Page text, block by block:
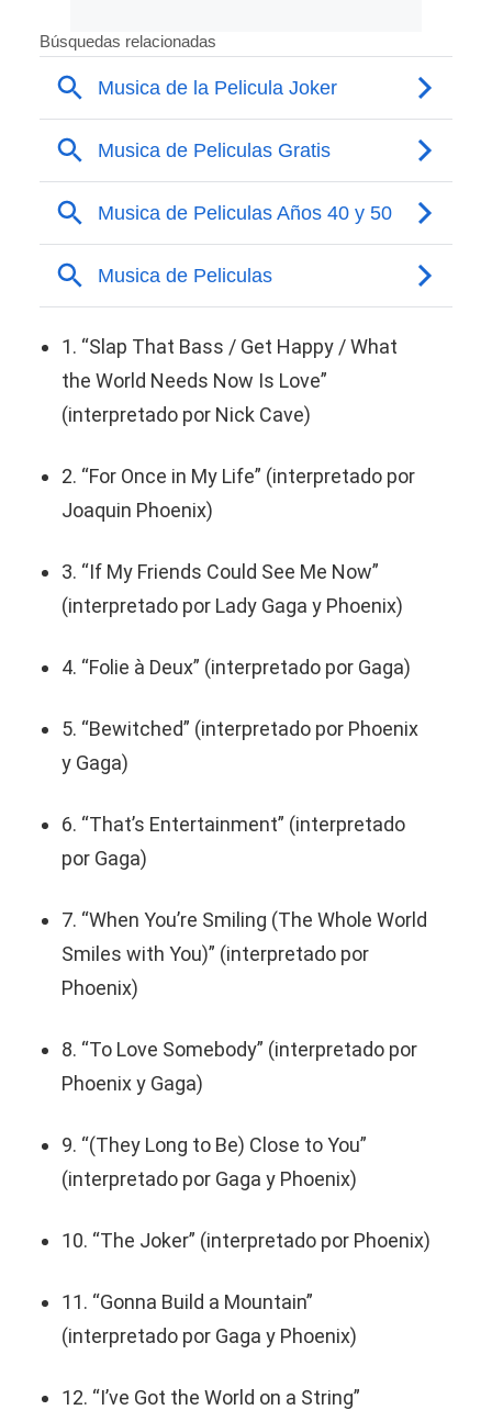
1. “Slap That Bass / Get Happy / What
the World Needs Now Is Love”
(interpretado por Nick Cave)
2. “For Once in My Life” (interpretado por
Joaquin Phoenix)
3. “If My Friends Could See Me Now”
(interpretado por Lady Gaga y Phoenix)
4. “Folie à Deux” (interpretado por Gaga)
5. “Bewitched” (interpretado por Phoenix
y Gaga)
6. “That’s Entertainment” (interpretado
por Gaga)
7. “When You’re Smiling (The Whole World
Smiles with You)” (interpretado por
Phoenix)
8. “To Love Somebody” (interpretado por
Phoenix y Gaga)
9. “(They Long to Be) Close to You”
(interpretado por Gaga y Phoenix)
10. “The Joker” (interpretado por Phoenix)
11. “Gonna Build a Mountain”
(interpretado por Gaga y Phoenix)
12. “I’ve Got the World on a String”